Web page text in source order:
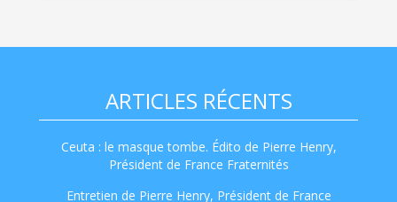
ARTICLES RÉCENTS
Ceuta : le masque tombe. Édito de Pierre Henry,
Président de France Fraternités
Entretien de Pierre Henry, Président de France